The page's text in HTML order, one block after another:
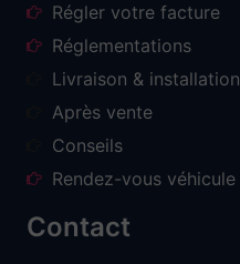
Régler votre facture
Réglementations
Livraison & installation
Après vente
Conseils
Rendez-vous véhicule
Contact